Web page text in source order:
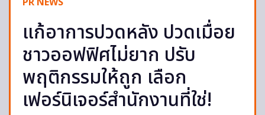
แก้อาการปวดหลัง ปวดเมื่อย
ชาวออฟฟิศไม่ยาก ปรับ
พฤติกรรมให้ถูก เลือก
เฟอร์นิเจอร์สำนักงานที่ใช่!